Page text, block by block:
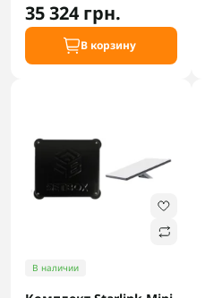
35 324 грн.
В корзину
В наличии